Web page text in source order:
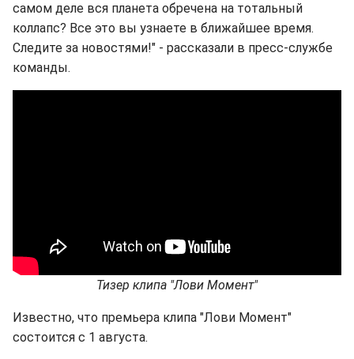
самом деле вся планета обречена на тотальный
коллапс? Все это вы узнаете в ближайшее время.
Следите за новостями!" - рассказали в пресс-службе
команды.
Тизер клипа "Лови Момент"
Известно, что премьера клипа "Лови Момент"
состоится с 1 августа.